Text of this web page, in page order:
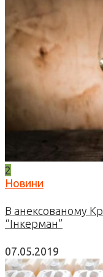
2
Новини
В анексованому
“Інкерман”
07.05.2019